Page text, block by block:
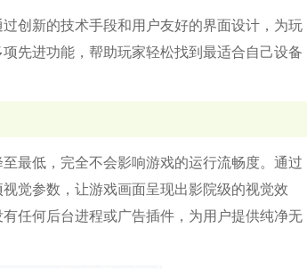
创新的技术手段和用户友好的界面设计，为玩
先进功能，帮助玩家轻松找到最适合自己设备
最低，完全不会影响游戏的运行流畅度。通过
觉参数，让游戏画面呈现出影院级的视觉效
任何后台进程或广告插件，为用户提供纯净无